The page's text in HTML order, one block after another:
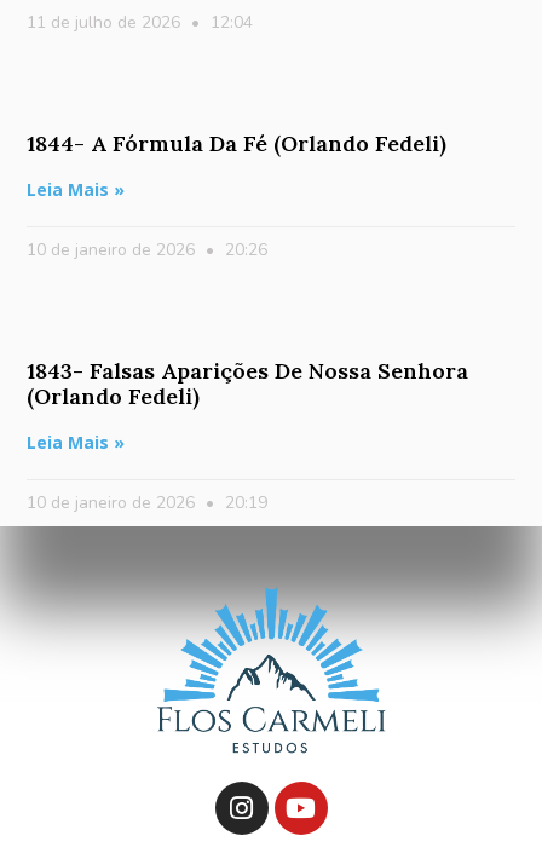
11 de julho de 2026 12:04
1844- A Fórmula Da Fé (Orlando Fedeli)
Leia Mais »
10 de janeiro de 2026 20:26
1843- Falsas Aparições De Nossa Senhora
(Orlando Fedeli)
Leia Mais »
10 de janeiro de 2026 20:19